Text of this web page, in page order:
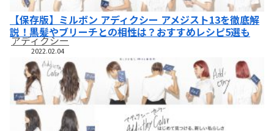
【保存版】ミルボン アディクシー アメジスト13を徹底解
説！黒髪やブリーチとの相性は？おすすめレシピ5選も
アディクシー
2022.02.04